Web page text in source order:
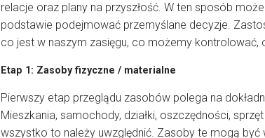
relacje oraz plany na przyszłość. W ten sposób
podstawie podejmować przemyślane decyzje.
co jest w naszym zasięgu, co możemy
Etap 1: Zasoby fizyczne / materialne
Pierwszy etap przeglądu zasobów polega na
Mieszkania, samochody, działki, oszczędności,
wszystko to należy uwzględnić. Zasoby te mogą